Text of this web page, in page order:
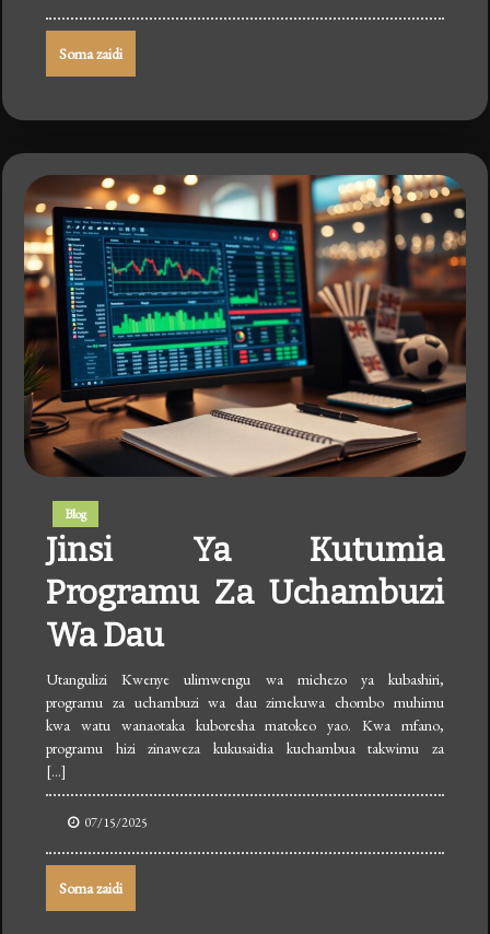
Soma zaidi
Blog
Jinsi Ya Kutumia
Programu Za Uchambuzi
Wa Dau
Utangulizi Kwenye ulimwengu wa michezo ya kubashiri,
programu za uchambuzi wa dau zimekuwa chombo muhimu
kwa watu wanaotaka kuboresha matokeo yao. Kwa mfano,
programu hizi zinaweza kukusaidia kuchambua takwimu za
[…]
07/15/2025
Soma zaidi